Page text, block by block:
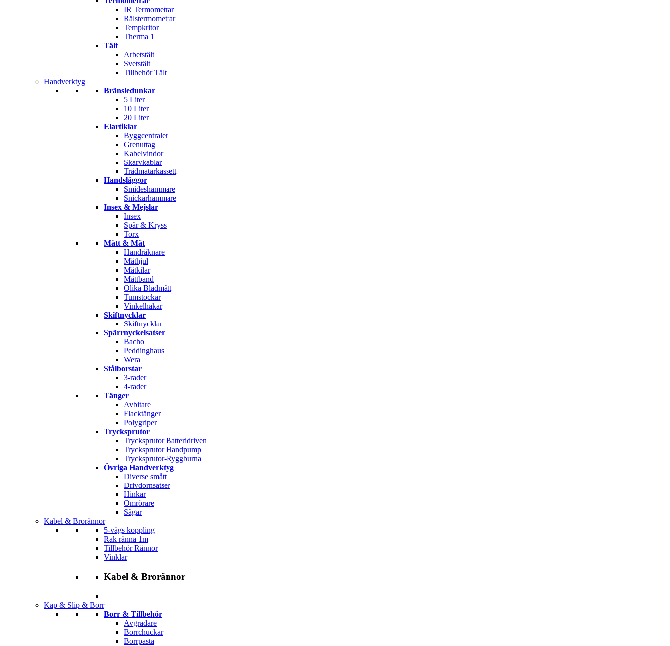
IR Termometrar
Rälstermometrar
Tempkritor
Therma 1
Tält
Arbetstält
Svetstält
Tillbehör Tält
Handverktyg
Bränsledunkar
5 Liter
10 Liter
20 Liter
Elartiklar
Byggcentraler
Grenuttag
Kabelvindor
Skarvkablar
Trådmatarkassett
Handsläggor
Smideshammare
Snickarhammare
Insex & Mejslar
Insex
Spår & Kryss
Torx
Mått & Mät
Handräknare
Mäthjul
Mätkilar
Måttband
Olika Bladmått
Tumstockar
Vinkelhakar
Skiftnycklar
Skiftnycklar
Spärrnyckelsatser
Bacho
Peddinghaus
Wera
Stålborstar
3-rader
4-rader
Tänger
Avbitare
Flacktänger
Polygriper
Trycksprutor
Trycksprutor Batteridriven
Trycksprutor Handpump
Trycksprutor-Ryggburna
Övriga Handverktyg
Diverse smått
Drivdornsatser
Hinkar
Omrörare
Sågar
Kabel & Brorännor
5-vägs koppling
Rak ränna 1m
Tillbehör Rännor
Vinklar
Kabel & Brorännor
Kap & Slip & Borr
Borr & Tillbehör
Avgradare
Borrchuckar
Borrpasta